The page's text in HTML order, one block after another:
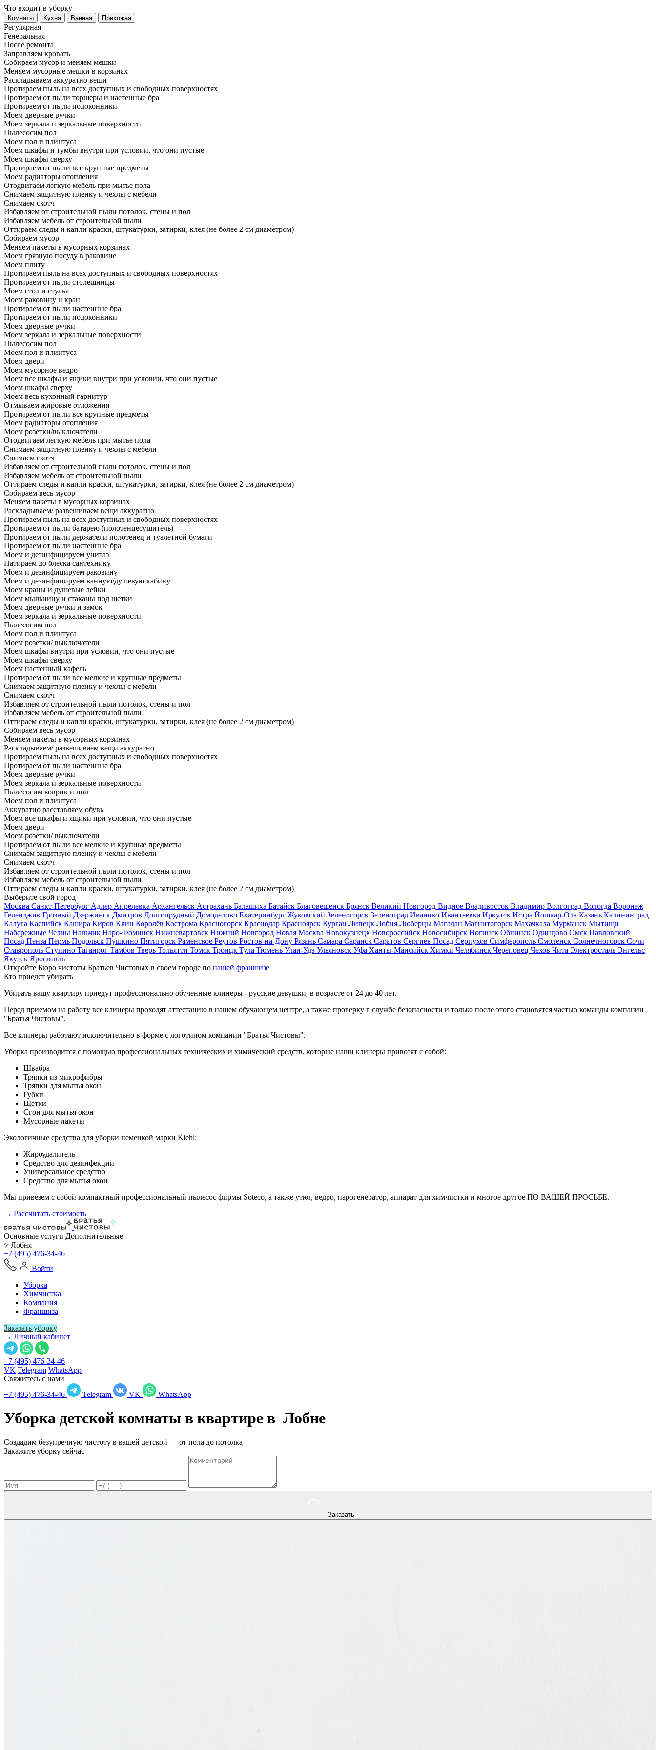
Что входит в уборку
Регу­лярная
Гене­ральная
После ремонта
Заправляем кровать
Собираем мусор и меняем мешки
Меняем мусорные мешки в корзинах
Раскладываем аккуратно вещи
Протираем пыль на всех доступных и свободных поверхностях
Протираем от пыли торшеры и настенные бра
Протираем от пыли подоконники
Моем дверные ручки
Моем зеркала и зеркальные поверхности
Пылесосим пол
Моем пол и плинтуса
Моем шкафы и тумбы внутри при условии, что они пустые
Моем шкафы сверху
Протираем от пыли все крупные предметы
Моем радиаторы отопления
Отодвигаем легкую мебель при мытье пола
Снимаем защитную пленку и чехлы с мебели
Снимаем скотч
Избавляем от строительной пыли потолок, стены и пол
Избавляем мебель от строительной пыли
Оттираем следы и капли краски, штукатурки, затирки, клея (не более 2 см диаметром)
Собираем мусор
Меняем пакеты в мусорных корзинах
Моем грязную посуду в раковине
Моем плиту
Протираем пыль на всех доступных и свободных поверхностях
Протираем от пыли столешницы
Моем стол и стулья
Моем раковину и кран
Протираем от пыли настенные бра
Протираем от пыли подоконники
Моем дверные ручки
Моем зеркала и зеркальные поверхности
Пылесосим пол
Моем пол и плинтуса
Моем двери
Моем мусорное ведро
Моем все шкафы и ящики внутри при условии, что они пустые
Моем шкафы сверху
Моем весь кухонный гарнитур
Отмываем жировые отложения
Протираем от пыли все крупные предметы
Моем радиаторы отопления
Моем розетки/выключатели
Отодвигаем легкую мебель при мытье пола
Снимаем защитную пленку и чехлы с мебели
Снимаем скотч
Избавляем от строительной пыли потолок, стены и пол
Избавляем мебель от строительной пыли
Оттираем следы и капли краски, штукатурки, затирки, клея (не более 2 см диаметром)
Собираем весь мусор
Меняем пакеты в мусорных корзинах
Раскладываем/ развешиваем вещи аккуратно
Протираем пыль на всех доступных и свободных поверхностях
Протираем от пыли батарею (полотенцесушитель)
Протираем от пыли держатели полотенец и туалетной бумаги
Протираем от пыли настенные бра
Моем и дезинфицируем унитаз
Натираем до блеска сантехнику
Моем и дезинфицируем раковину
Моем и дезинфицируем ванную/душевую кабину
Моем краны и душевые лейки
Моем мыльницу и стаканы под щетки
Моем дверные ручки и замок
Моем зеркала и зеркальные поверхности
Пылесосим пол
Моем пол и плинтуса
Моем розетки/ выключатели
Моем шкафы внутри при условии, что они пустые
Моем шкафы сверху
Моем настенный кафель
Протираем от пыли все мелкие и крупные предметы
Снимаем защитную пленку и чехлы с мебели
Снимаем скотч
Избавляем от строительной пыли потолок, стены и пол
Избавляем мебель от строительной пыли
Оттираем следы и капли краски, штукатурки, затирки, клея (не более 2 см диаметром)
Собираем весь мусор
Меняем пакеты в мусорных корзинах
Раскладываем/ развешиваем вещи аккуратно
Протираем пыль на всех доступных и свободных поверхностях
Протираем от пыли настенные бра
Моем дверные ручки
Моем зеркала и зеркальные поверхности
Пылесосим коврик и пол
Моем пол и плинтуса
Аккуратно расставляем обувь
Моем все шкафы и ящики при условии, что они пустые
Моем двери
Моем розетки/ выключатели
Протираем от пыли все мелкие и крупные предметы
Снимаем защитную пленку и чехлы с мебели
Снимаем скотч
Избавляем от строительной пыли потолок, стены и пол
Избавляем мебель от строительной пыли
Оттираем следы и капли краски, штукатурки, затирки, клея (не более 2 см диаметром)
Выберите свой город
Москва Санкт-Петербург Адлер Апрелевка Архангельск Астрахань Балашиха Батайск Благовещенск Брянск Великий Новгород Видное Владивосток Владимир Волгоград Вологда Воронеж
Геленджик Грозный Дзержинск Дмитров Долгопрудный Домодедово Екатеринбург Жуковский Зеленогорск Зеленоград Иваново Ивантеевка Иркутск Истра Йошкар-Ола Казань Калининград
Калуга Каспийск Кашира Киров Клин Королёв Кострома Красногорск Краснодар Красноярск Курган Липецк Лобня Люберцы Магадан Магнитогорск Махачкала Мурманск Мытищи
Набережные Челны Нальчик Наро-Фоминск Нижневартовск Нижний Новгород Новая Москва Новокузнецк Новороссийск Новосибирск Ногинск Обнинск Одинцово Омск Павловский
Посад Пенза Пермь Подольск Пушкино Пятигорск Раменское Реутов Ростов-на-Дону Рязань Самара Саранск Саратов Сергиев Посад Серпухов Симферополь Смоленск Солнечногорск Сочи
Ставрополь Ступино Таганрог Тамбов Тверь Тольятти Томск Троицк Тула Тюмень Улан-Удэ Ульяновск Уфа Ханты-Мансийск Химки Челябинск Череповец Чехов Чита Электросталь Энгельс
Якутск Ярославль
Откройте Бюро чистоты Братьев Чистовых в своем городе по нашей франшизе
Кто приедет убирать
Убирать вашу квартиру приедут профессионально обученные клинеры - русские девушки, в возрасте от 24 до 40 лет.
Перед приемом на работу все клинеры проходят аттестацию в нашем обучающем центре, а также проверку в службе безопасности и только после этого становятся частью команды компании
"Братья Чистовы".
Все клинеры работают исключительно в форме с логотипом компании "Братья Чистовы".
Уборка производится с помощью профессиональных технических и химический средств, которые наши клинеры привозят с собой:
Швабра
Тряпки из микрофибры
Тряпки для мытья окон
Губки
Щетки
Сгон для мытья окон
Мусорные пакеты
Экологичные средства для уборки немецкой марки Kiehl:
Жироудалитель
Средство для дезинфекции
Универсальное средство
Средство для мытья окон
Мы привезем с собой компактный профессиональный пылесос фирмы Soteco, а также утюг, ведро, парогенератор, аппарат для химчистки и многое другое ПО ВАШЕЙ ПРОСЬБЕ.
→ Рассчитать стоимость
Основные услуги Дополнительные
Лобня
+7 (495) 476-34-46
Войти
Уборка
Химчистка
Компания
Франшиза
Заказать уборку
→ Личный кабинет
+7 (495) 476-34-46
VK Telegram WhatsApp
Свяжитесь с нами
+7 (495) 476-34-46
Telegram VK WhatsApp
Уборка детской комнаты в квартире в Лобне
Создадим безупречную чистоту в вашей детской — от пола до потолка
Закажите уборку сейчас
Заказать